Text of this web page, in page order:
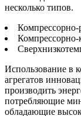
несколько типов.
Компрессорно-
Компрессорно-
Использование в
агрегатов
производить
потребляющие
обладающие